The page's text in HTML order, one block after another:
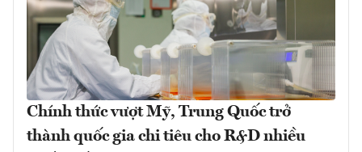
Chính thức vượt Mỹ, Trung Quốc trở
thành quốc gia chi tiêu cho R&D nhiều